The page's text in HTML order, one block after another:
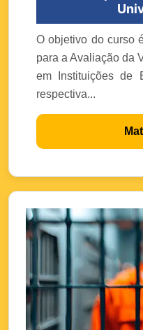
O objetivo do curso
para a Avaliação da
em Instituições de
respectiva...